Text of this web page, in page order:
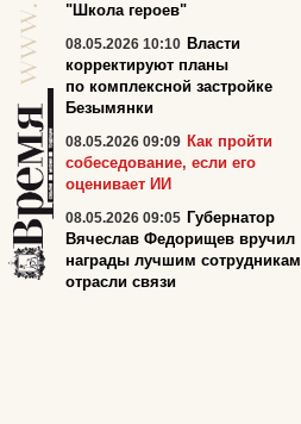
"Школа героев"
08.05.2026 10:10 Власти
корректируют планы
по комплексной застройке
Безымянки
08.05.2026 09:09 Как пройти
собеседование, если его
оценивает ИИ
08.05.2026 09:05 Губернатор
Вячеслав Федорищев вручил
награды лучшим сотрудникам
отрасли связи